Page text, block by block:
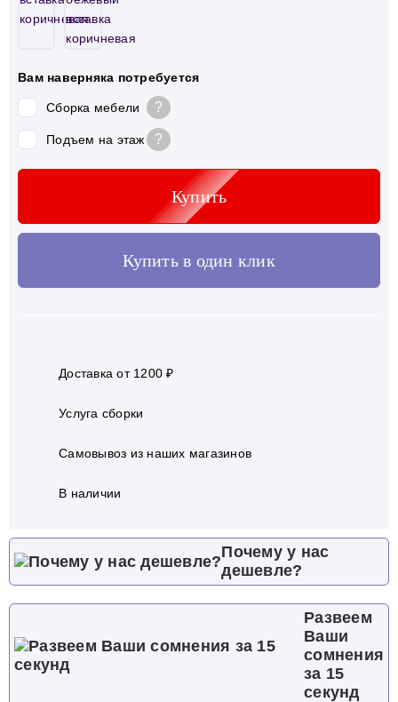
Вам наверняка потребуется
Сборка мебели ?
Подъем на этаж ?
Купить
Купить в один клик
Доставка от 1200 ₽
Услуга сборки
Самовывоз из наших магазинов
В наличии
Почему у нас
дешевле?
Развеем
Ваши
сомнения
за 15
секунд